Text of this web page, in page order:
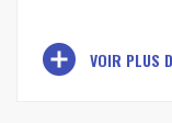
add_circle VOIR PLUS